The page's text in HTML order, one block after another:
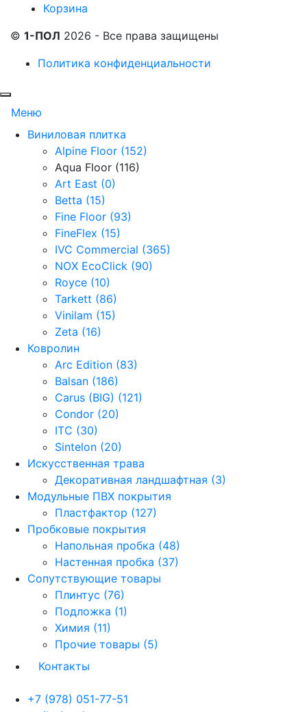
Корзина
© 1-ПОЛ 2026 - Все права защищены
Политика конфиденциальности
Меню
Виниловая плитка
Alpine Floor (152)
Aqua Floor (116)
Art East (0)
Betta (15)
Fine Floor (93)
FineFlex (15)
IVC Commercial (365)
NOX EcoClick (90)
Royce (10)
Tarkett (86)
Vinilam (15)
Zeta (16)
Ковролин
Arc Edition (83)
Balsan (186)
Carus (BIG) (121)
Condor (20)
ITC (30)
Sintelon (20)
Искусственная трава
Декоративная ландшафтная (3)
Модульные ПВХ покрытия
Пластфактор (127)
Пробковые покрытия
Напольная пробка (48)
Настенная пробка (37)
Сопутствующие товары
Плинтус (76)
Подложка (1)
Химия (11)
Прочие товары (5)
Контакты
+7 (978) 051-77-51